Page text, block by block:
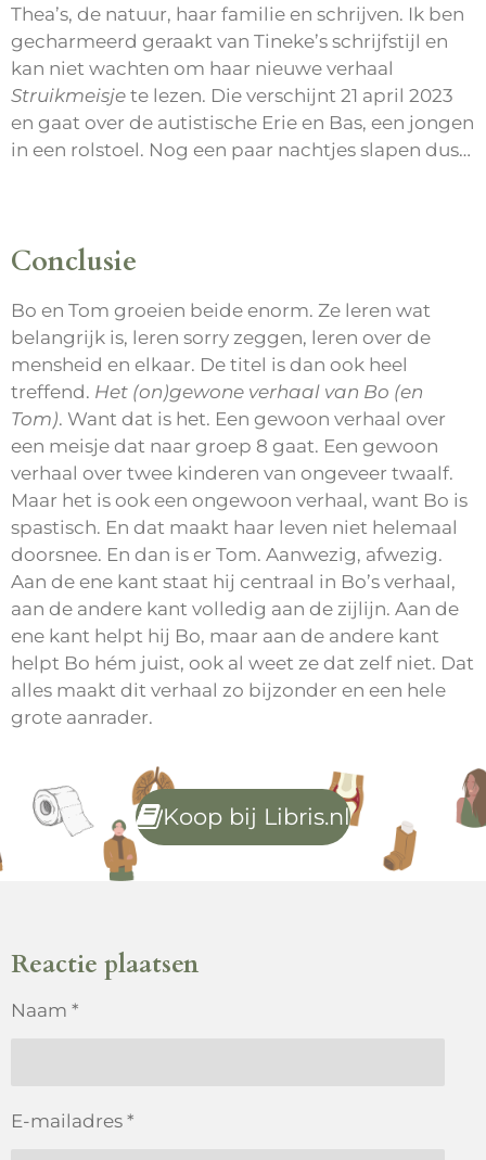
Thea’s, de natuur, haar familie en schrijven. Ik ben
gecharmeerd geraakt van Tineke’s schrijfstijl en
kan niet wachten om haar nieuwe verhaal
Struikmeisje te lezen. Die verschijnt 21 april 2023
en gaat over de autistische Erie en Bas, een jongen
in een rolstoel. Nog een paar nachtjes slapen dus…
Conclusie
Bo en Tom groeien beide enorm. Ze leren wat
belangrijk is, leren sorry zeggen, leren over de
mensheid en elkaar. De titel is dan ook heel
treffend. Het (on)gewone verhaal van Bo (en
Tom). Want dat is het. Een gewoon verhaal over
een meisje dat naar groep 8 gaat. Een gewoon
verhaal over twee kinderen van ongeveer twaalf.
Maar het is ook een ongewoon verhaal, want Bo is
spastisch. En dat maakt haar leven niet helemaal
doorsnee. En dan is er Tom. Aanwezig, afwezig.
Aan de ene kant staat hij centraal in Bo’s verhaal,
aan de andere kant volledig aan de zijlijn. Aan de
ene kant helpt hij Bo, maar aan de andere kant
helpt Bo hém juist, ook al weet ze dat zelf niet. Dat
alles maakt dit verhaal zo bijzonder en een hele
grote aanrader.
Koop bij Libris.nl
Reactie plaatsen
Naam *
E-mailadres *